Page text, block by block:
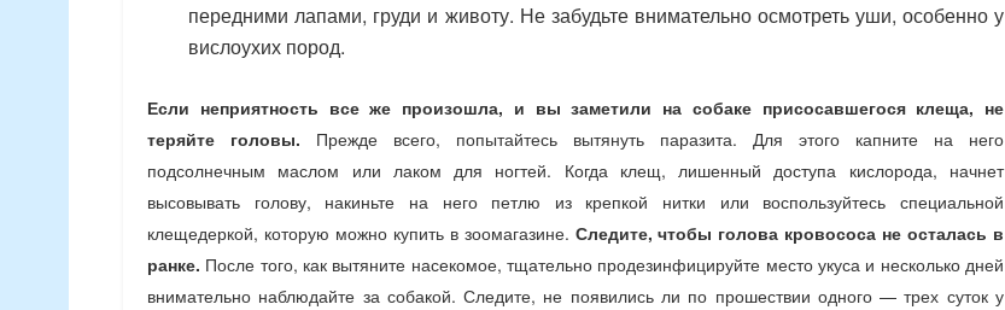
передними лапами, груди и животу. Не забудьте внимательно осмотреть уши, особенно у
вислоухих пород.
Если неприятность все же произошла, и вы заметили на собаке присосавшегося клеща, не
теряйте головы. Прежде всего, попытайтесь вытянуть паразита. Для этого капните на него
подсолнечным маслом или лаком для ногтей. Когда клещ, лишенный доступа кислорода, начнет
высовывать голову, накиньте на него петлю из крепкой нитки или воспользуйтесь специальной
клещедеркой, которую можно купить в зоомагазине. Следите, чтобы голова кровососа не осталась в
ранке. После того, как вытяните насекомое, тщательно продезинфицируйте место укуса и несколько дней
внимательно наблюдайте за собакой. Следите, не появились ли по прошествии одного — трех суток у